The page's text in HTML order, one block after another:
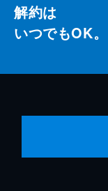
解約は
いつでもOK。